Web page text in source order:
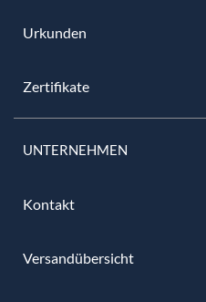
Urkunden
Zertifikate
UNTERNEHMEN
Kontakt
Versandübersicht